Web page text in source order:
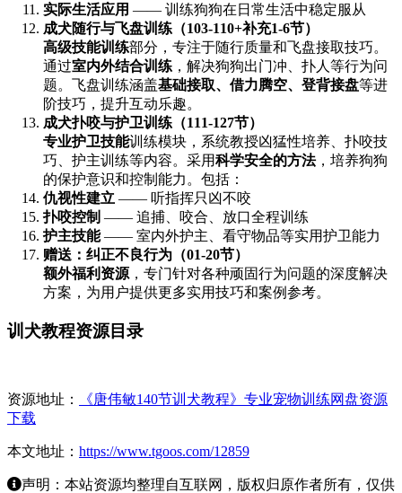
实际生活应用 —— 训练狗狗在日常生活中稳定服从
成犬随行与飞盘训练（103-110+补充1-6节）
高级技能训练部分，专注于随行质量和飞盘接取技巧。
通过室内外结合训练 ，解决狗狗出门冲、扑人等行为问
题。飞盘训练涵盖基础接取、借力腾空、登背接盘等进
阶技巧，提升互动乐趣。
成犬扑咬与护卫训练（111-127节）
专业护卫技能训练模块，系统教授凶猛性培养、扑咬技
巧、护主训练等内容。采用科学安全的方法，培养狗狗
的保护意识和控制能力。包括：
仇视性建立 —— 听指挥只凶不咬
扑咬控制 —— 追捕、咬合、放口全程训练
护主技能—— 室内外护主、看守物品等实用护卫能力
赠送：纠正不良行为（01-20节）
额外福利资源 ，专门针对各种顽固行为问题的深度解决
方案，为用户提供更多实用技巧和案例参考。
训犬教程资源目录
资源地址：
《唐伟敏140节训犬教程》专业宠物训练网盘资源
下载
本文地址： https://www.tgoos.com/12859
声明：本站资源均整理自互联网，版权归原作者所有，仅供